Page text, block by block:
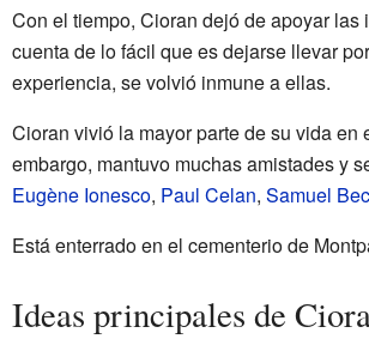
Con el tiempo, Cioran dejó de apoyar
cuenta de lo fácil que es dejarse llevar
experiencia, se volvió inmune a ellas.
Cioran vivió la mayor parte de su vida
embargo, mantuvo muchas amistades y
Eugène Ionesco, Paul Celan, Samuel
Está enterrado en el cementerio de
Ideas principales de